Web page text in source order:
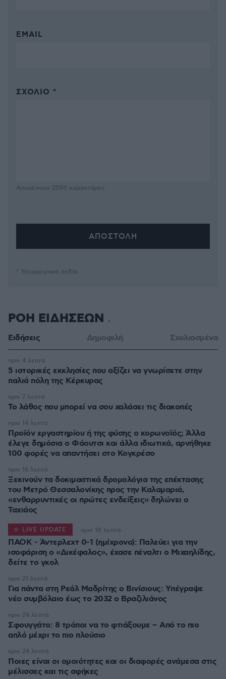
EMAIL
ΣΧΌΛΙΟ *
Απομένουν 2500 χαρακτήρες
* Υποχρεωτικά πεδία
ΡΟΗ ΕΙΔΗΣΕΩΝ
Ειδήσεις Δημοφιλή Σχολιασμένα
5 ιστορικές εκκλησίες που αξίζει να γνωρίσετε στην
παλιά πόλη της Κέρκυρας
πριν 4 λεπτά
Το λάθος που μπορεί να σου χαλάσει τις διακοπές
πριν 7 λεπτά
Προϊόν εργαστηρίου ή της φύσης ο κορωνοϊός; Άλλα
έλεγε δημόσια ο Φάουτσι και άλλα ιδιωτικά, αρνήθηκε
100 φορές να απαντήσει στο Κογκρέσο
πριν 14 λεπτά
Ξεκινούν τα δοκιμαστικά δρομολόγια της επέκτασης
του Μετρό Θεσσαλονίκης προς την Καλαμαριά,
«ενθαρρυντικές οι πρώτες ενδείξεις» δηλώνει ο
Ταχιάος
πριν 16 λεπτά
ΠΑΟΚ - Άντερλεχτ 0-1 (ημίχρονο): Παλεύει για την
ισοφάριση ο «Δικέφαλος», έχασε πέναλτι ο Μιχαηλίδης,
LIVE UPDATE πριν 18 λεπτά
Για πάντα στη Ρεάλ Μαδρίτης ο Βινίσιους: Yπέγραψε
νέο συμβόλαιο έως το 2032 ο Βραζιλιάνος
πριν 21 λεπτά
Σφουγγάτο: 8 τρόποι να το φτιάξουμε – Από το πιο
απλό μέχρι το πιο πλούσιο
πριν 24 λεπτά
Ποιες είναι οι ομοιότητες και οι διαφορές ανάμεσα στις
μέλισσες και τις σφήκες
πριν 24 λεπτά